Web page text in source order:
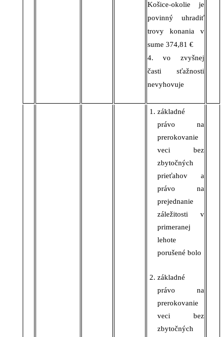
Košice˗okolie je
povinný uhradiť
trovy konania v
sume 374,81 €
4. vo zvyšnej
časti sťažnosti
nevyhovuje
základné
právo na
prerokovanie
veci bez
zbytočných
prieťahov a
právo na
prejednanie
záležitosti v
primeranej
lehote
porušené bolo
základné
právo na
prerokovanie
veci bez
zbytočných